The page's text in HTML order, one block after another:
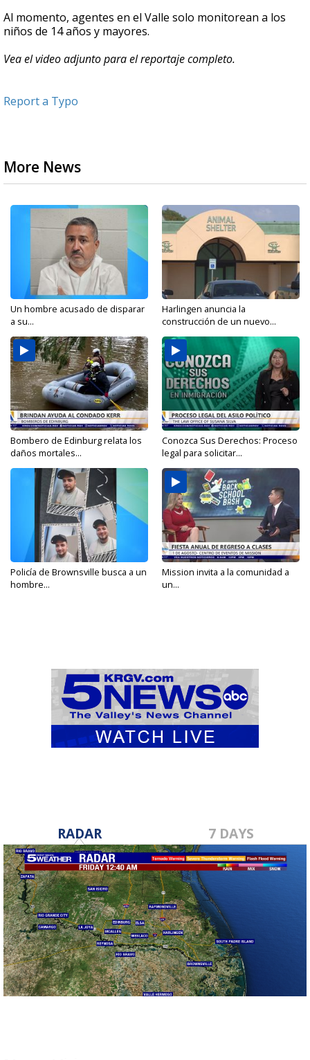
Al momento, agentes en el Valle solo monitorean a los
niños de 14 años y mayores.
Vea el video adjunto para el reportaje completo.
Report a Typo
More News
Un hombre acusado de disparar
a su...
Harlingen anuncia la
construcción de un nuevo...
Bombero de Edinburg relata los
daños mortales...
Conozca Sus Derechos: Proceso
legal para solicitar...
Policía de Brownsville busca a un
hombre...
Mission invita a la comunidad a
un...
RADAR 7 DAYS